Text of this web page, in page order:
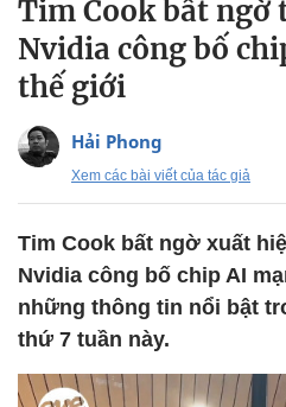
Tim Cook bất ngờ
Nvidia công bố
thế giới
Hải Phong
Xem các bài viết của tác giả
Tim Cook bất ngờ xuất
Nvidia công bố chip AI
những thông tin nổi bật
thứ 7 tuần này.